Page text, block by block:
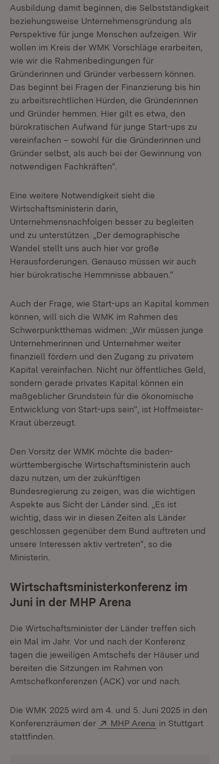
Ausbildung damit beginnen, die Selbstständigkeit
beziehungsweise Unternehmensgründung als
Perspektive für junge Menschen aufzeigen. Wir
wollen im Kreis der WMK Vorschläge erarbeiten,
wie wir die Rahmenbedingungen für
Gründerinnen und Gründer verbessern können.
Das beginnt bei Fragen der Finanzierung bis hin
zu arbeitsrechtlichen Hürden, die Gründerinnen
und Gründer hemmen. Hier gilt es etwa, den
bürokratischen Aufwand für junge Start-ups zu
vereinfachen – sowohl für die Gründerinnen und
Gründer selbst, als auch bei der Gewinnung von
notwendigen Fachkräften“.
Eine weitere Notwendigkeit sieht die
Wirtschaftsministerin darin,
Unternehmensnachfolgen besser zu begleiten
und zu unterstützen. „Der demographische
Wandel stellt uns auch hier vor große
Herausforderungen. Genauso müssen wir auch
hier bürokratische Hemmnisse abbauen.“
Auch der Frage, wie Start-ups an Kapital kommen
können, will sich die WMK im Rahmen des
Schwerpunktthemas widmen: „Wir müssen junge
Unternehmerinnen und Unternehmer weiter
finanziell fördern und den Zugang zu privatem
Kapital vereinfachen. Nicht nur öffentliches Geld,
sondern gerade privates Kapital können ein
maßgeblicher Grundstein für die ökonomische
Entwicklung von Start-ups sein“, ist Hoffmeister-
Kraut überzeugt.
Den Vorsitz der WMK möchte die baden-
württembergische Wirtschaftsministerin auch
dazu nutzen, um der zukünftigen
Bundesregierung zu zeigen, was die wichtigen
Aspekte aus Sicht der Länder sind. „Es ist
wichtig, dass wir in diesen Zeiten als Länder
geschlossen gegenüber dem Bund auftreten und
unsere Interessen aktiv vertreten“, so die
Ministerin.
Wirtschaftsministerkonferenz im
Juni in der MHP Arena
Die Wirtschaftsminister der Länder treffen sich
ein Mal im Jahr. Vor und nach der Konferenz
tagen die jeweiligen Amtschefs der Häuser und
bereiten die Sitzungen im Rahmen von
Amtschefkonferenzen (ACK) vor und nach.
Die WMK 2025 wird am 4. und 5. Juni 2025 in den
Konferenzräumen der
Extern:
MHP Arena (Öffnet in
in Stuttgart
stattfinden.